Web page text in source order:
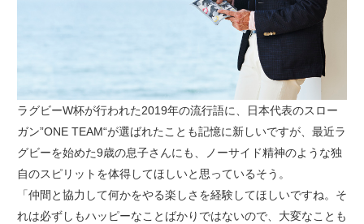
ラグビーW杯が行われた2019年の流行語に、日本代表のスロー
ガン”ONE TEAM“が選ばれたことも記憶に新しいですが、最近ラ
グビーを始めた9歳の息子さんにも、ノーサイド精神のような独
自のスピリットを体得してほしいと思っているそう。
「仲間と協力して何かをやる楽しさを経験してほしいですね。そ
れは必ずしもハッピーなことばかりではないので、大変なことも